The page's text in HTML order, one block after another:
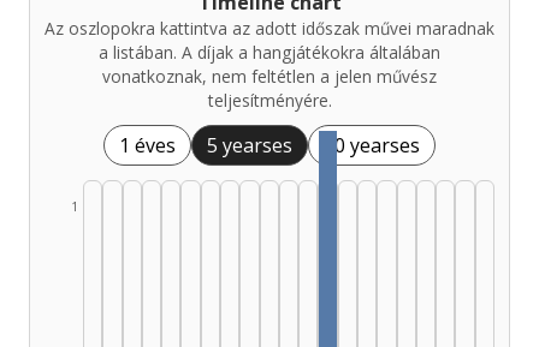
Az oszlopokra kattintva az adott időszak művei maradnak
a listában. A díjak a hangjátékokra általában
vonatkoznak, nem feltétlen a jelen művész
teljesítményére.
1 éves 5 yearses 10 yearses
1